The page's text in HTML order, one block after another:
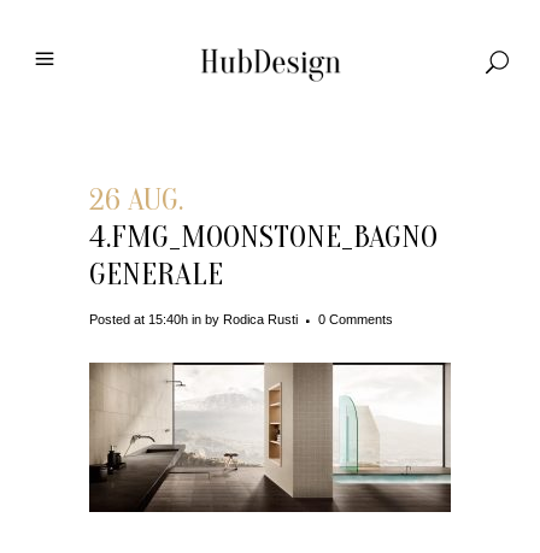
26 AUG.
4.FMG_MOONSTONE_BAGNO
GENERALE
Posted at 15:40h in by Rodica Rusti 0 Comments